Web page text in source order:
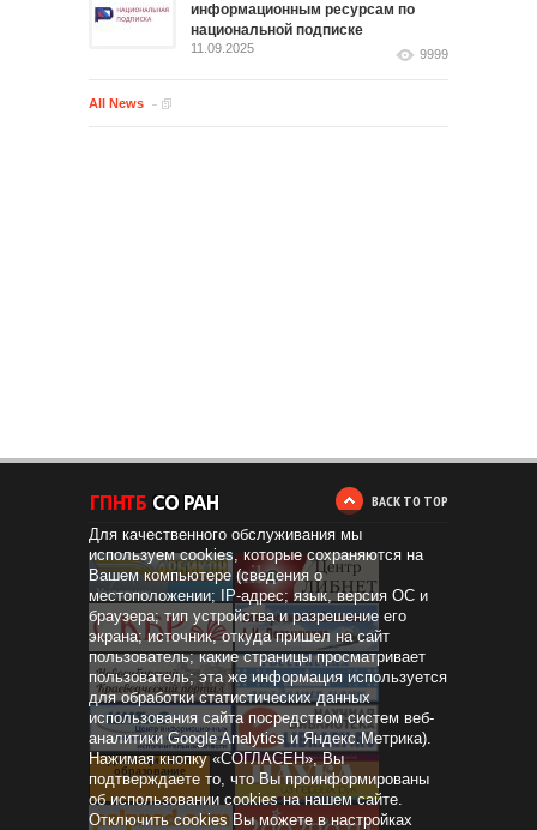
информационным ресурсам по
национальной подписке
11.09.2025 9999
All News
BACK TO TOP
Дистанционное
образование
Для качественного обслуживания мы
используем cookies, которые сохраняются на
Вашем компьютере (сведения о
местоположении; IP-адрес; язык, версия ОС и
браузера; тип устройства и разрешение его
экрана; источник, откуда пришел на сайт
пользователь; какие страницы просматривает
пользователь; эта же информация используется
для обработки статистических данных
использования сайта посредством систем веб-
аналитики Google Analytics и Яндекс.Метрика).
Нажимая кнопку «СОГЛАСЕН», Вы
подтверждаете то, что Вы проинформированы
об использовании cookies на нашем сайте.
Отключить cookies Вы можете в настройках